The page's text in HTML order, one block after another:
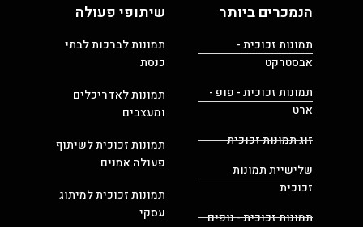
הנמכרים ביותר
תמונות זכוכית -
אבסטרקט
תמונות זכוכית - פופ -
ארט
זוג תמונות זכוכית
שלישיית תמונות
זכוכית
תמונות זכוכית - נופים
שיתופי פעולה
תמונות לברכות לבתי
כנסת
תמונות לאדריכלים
ומעצבים
תמונות זכוכית לשיתוף
פעולה אמנים
תמונות זכוכית למיתוג
עסקי